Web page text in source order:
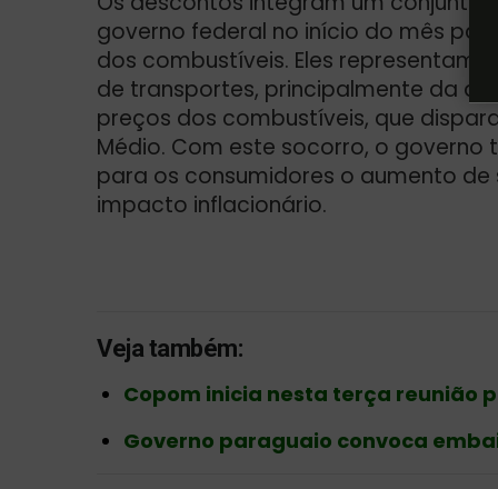
governo federal no início do mês
dos combustíveis. Eles
de transportes, principalmente da
preços dos combustíveis, que
Médio. Com este socorro, o
para os consumidores o aumento
impacto inflacionário.
Veja também:
Copom inicia nesta terça reunião
Governo paraguaio convoca